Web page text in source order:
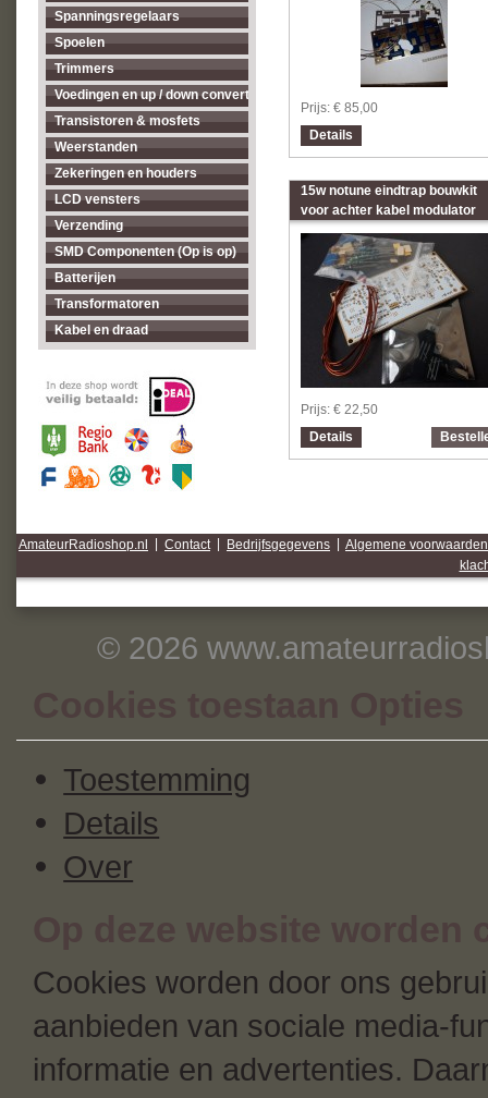
Spanningsregelaars
Spoelen
Trimmers
Voedingen en up / down converters
Transistoren & mosfets
Weerstanden
Zekeringen en houders
LCD vensters
Verzending
SMD Componenten (Op is op)
Batterijen
Transformatoren
Kabel en draad
Prijs: € 85,00
Details
15w notune eindtrap bouwkit
voor achter kabel modulator
Prijs: € 22,50
Details
AmateurRadioshop.nl Contact Bedrijfsgegevens
Algemene voorwaarden
© 2026
Cookies toestaan Opties
Toestemming
Details
Over
Op deze website worden
Cookies worden door ons
aanbieden van sociale media-
informatie en advertenties.